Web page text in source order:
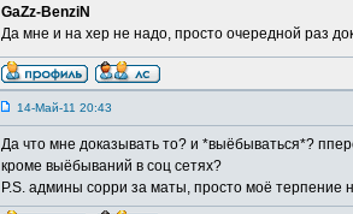
GaZz-BenziN
Да мне и на хер не надо, просто очередной раз
14-Май-11 20:43
Да что мне доказывать то? и *выёбываться*?
кроме выёбываний в соц сетях?
P.S. админы сорри за маты, просто моё